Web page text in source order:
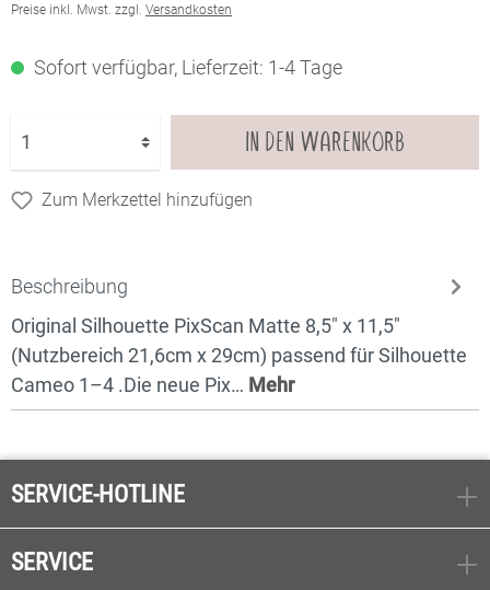
Preise inkl. Mwst. zzgl. Versandkosten
Sofort verfügbar, Lieferzeit: 1-4 Tage
IN DEN WARENKORB
Zum Merkzettel hinzufügen
Beschreibung
Original Silhouette PixScan Matte 8,5" x 11,5"
(Nutzbereich 21,6cm x 29cm) passend für Silhouette
Cameo 1–4 .Die neue Pix… Mehr
SERVICE-HOTLINE
SERVICE